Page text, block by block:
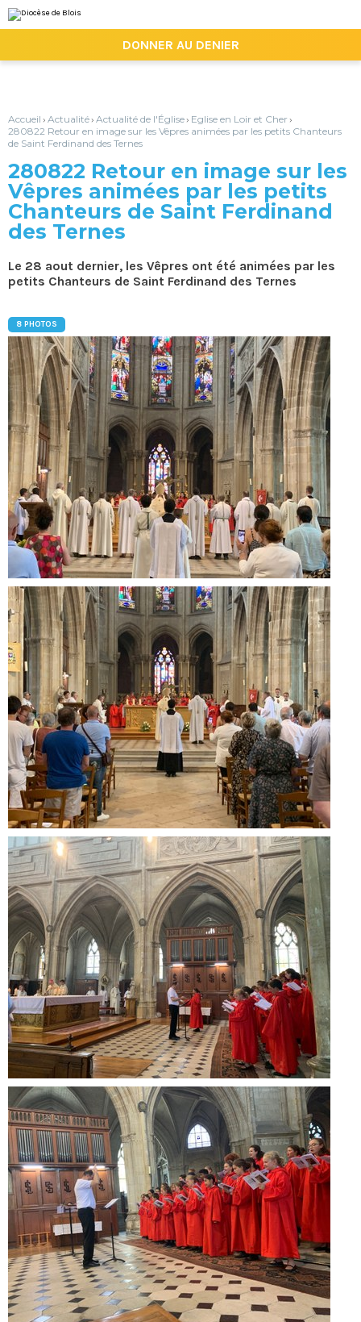
au
contenu.
la
personnels
DONNER AU DENIER
Accueil › Actualité› Actualité de l'Église› Eglise en Loir et Cher›
280822 Retour en image sur les Vêpres animées par les petits Chanteurs
de Saint Ferdinand des Ternes
280822 Retour en image sur les
Vêpres animées par les petits
Chanteurs de Saint Ferdinand
des Ternes
Le 28 aout dernier, les Vêpres ont été animées par les
petits Chanteurs de Saint Ferdinand des Ternes
8 PHOTOS